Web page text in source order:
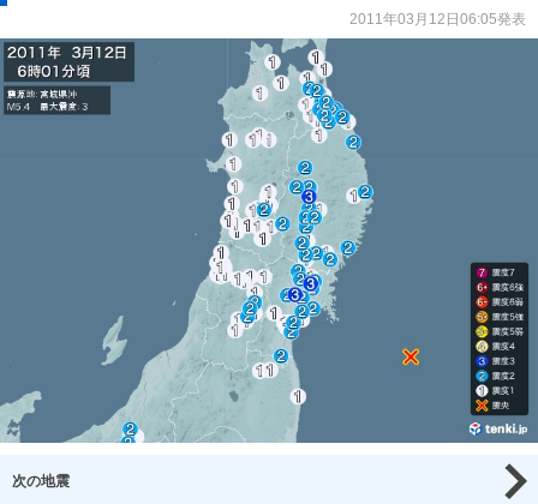
2011年03月12日06:05発表
次の地震